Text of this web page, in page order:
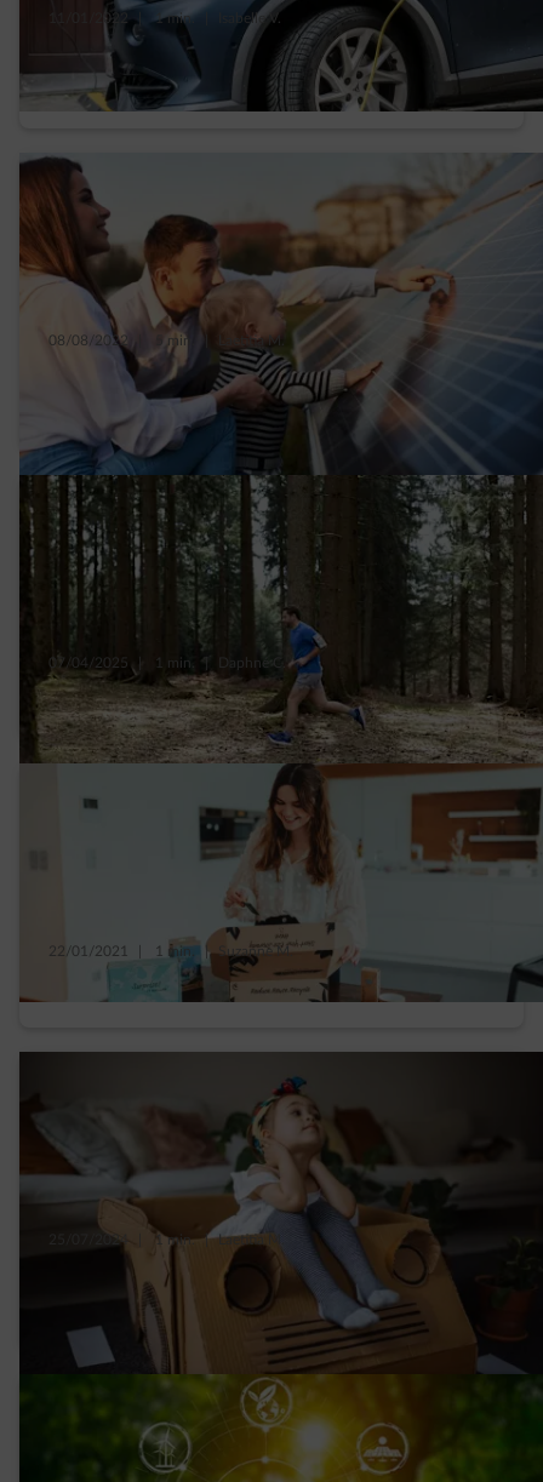
11/01/2022 1 min. Isabelle V.
Ik laad mijn elektrische auto in de stad op en
dat gaat vlot!
08/08/2022 5 min. Laetitia M.
Met deze 7 tips word je een familie vol
positieve energie
07/04/2025 1 min. | Daphné C.
10 tips om milieuvriendelijk te sporten
22/01/2021 1 min. | Suzanne M.
Minder CO2 dankzij deze 4 tips van Moenia
25/07/2024 1 min. | Laetitia M.
Waarom je auto af en toe in de garage laten
staan? 5 voordelen